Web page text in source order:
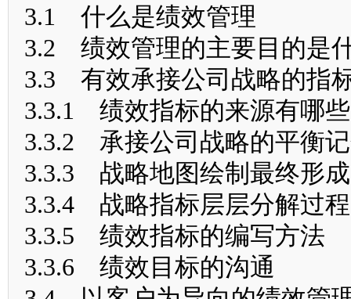
3.1 什么是绩效管理
3.2 绩效管理的主要目的是
3.3 有效承接公司战略的指
3.3.1 绩效指标的来源有哪些
3.3.2 承接公司战略的平衡
3.3.3 战略地图绘制最终形
3.3.4 战略指标层层分解过程
3.3.5 绩效指标的编写方法
3.3.6 绩效目标的沟通